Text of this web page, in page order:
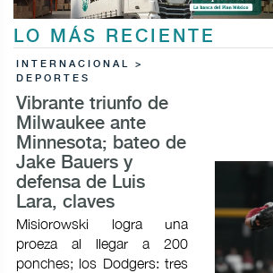
LO MÁS RECIENTE
INTERNACIONAL >
DEPORTES
Vibrante triunfo de
Milwaukee ante
Minnesota; bateo de
Jake Bauers y
defensa de Luis
Lara, claves
Misiorowski logra una
proeza al llegar a 200
ponches; los Dodgers: tres